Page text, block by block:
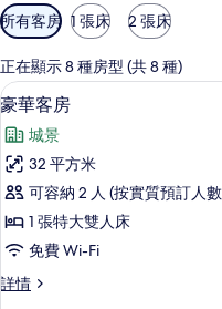
可
用
嘅
客
房
篩
選
條
所有客房 1 張床 2 張床
正在顯示 8 種房型 (共 8 種)
載
入
所
有
豪
華
客
房
11
豪華客房
城景
32 平方米
可容納 2 人 (按實質預訂人
1 張特大雙人床
免費 Wi-Fi
詳情
豪